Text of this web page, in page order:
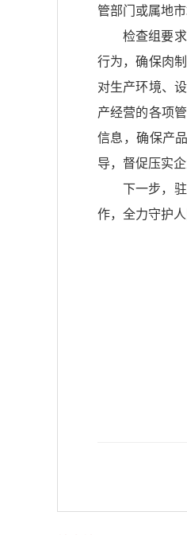
管部门或属地
检查组要
行为，确保肉
对生产环境、
产经营的各项
信息，确保产
导，督促压实
下一步，
作，全力守护人